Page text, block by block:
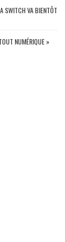
SWITCH VA BIENTÔT
NUMÉRIQUE »